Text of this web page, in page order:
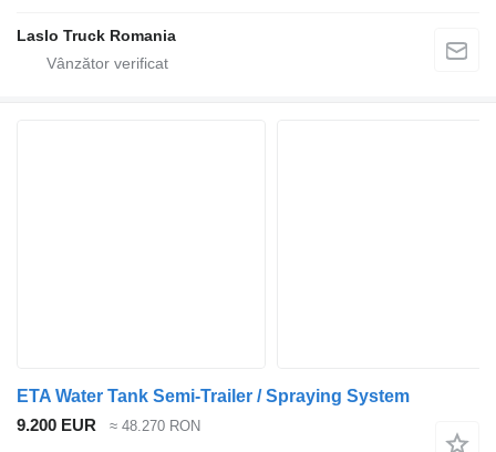
Laslo Truck Romania
ETA Water Tank Semi-Trailer / Spraying System
9.200 EUR
≈ 48.270 RON